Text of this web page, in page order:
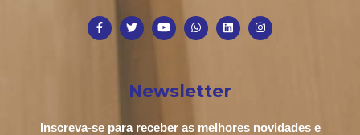
Newsletter
Inscreva-se para receber as melhores novidades e